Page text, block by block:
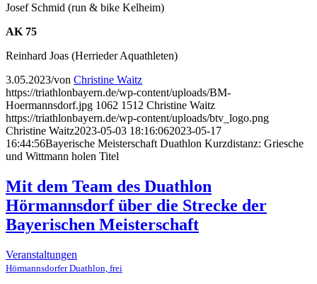
Josef Schmid (run & bike Kelheim)
AK 75
Reinhard Joas (Herrieder Aquathleten)
3.05.2023/von Christine Waitz
https://triathlonbayern.de/wp-content/uploads/BM-
Hoermannsdorf.jpg 1062 1512 Christine Waitz
https://triathlonbayern.de/wp-content/uploads/btv_logo.png
Christine Waitz2023-05-03 18:16:062023-05-17
16:44:56Bayerische Meisterschaft Duathlon Kurzdistanz: Griesche
und Wittmann holen Titel
Mit dem Team des Duathlon
Hörmannsdorf über die Strecke der
Bayerischen Meisterschaft
Veranstaltungen
Hörmannsdorfer Duathlon, frei